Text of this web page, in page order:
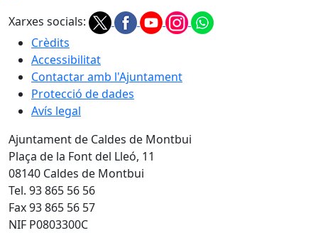
Xarxes socials:
Crèdits
Accessibilitat
Contactar amb l'Ajuntament
Protecció de dades
Avís legal
Ajuntament de Caldes de Montbui
Plaça de la Font del Lleó, 11
08140 Caldes de Montbui
Tel. 93 865 56 56
Fax 93 865 56 57
NIF P0803300C